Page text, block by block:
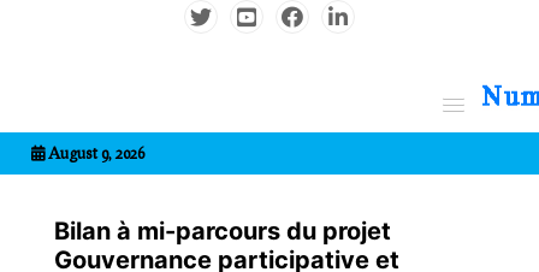
August 9, 2026
Bilan à mi-parcours du projet
Gouvernance participative et